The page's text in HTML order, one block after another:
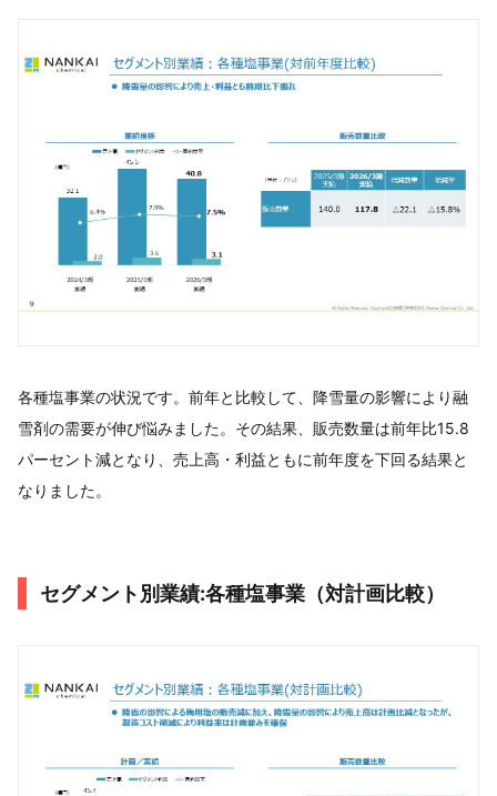
各種塩事業の状況です。前年と比較して、降雪量の影響により融
雪剤の需要が伸び悩みました。その結果、販売数量は前年比15.8
パーセント減となり、売上高・利益ともに前年度を下回る結果と
なりました。
セグメント別業績:各種塩事業（対計画比較）